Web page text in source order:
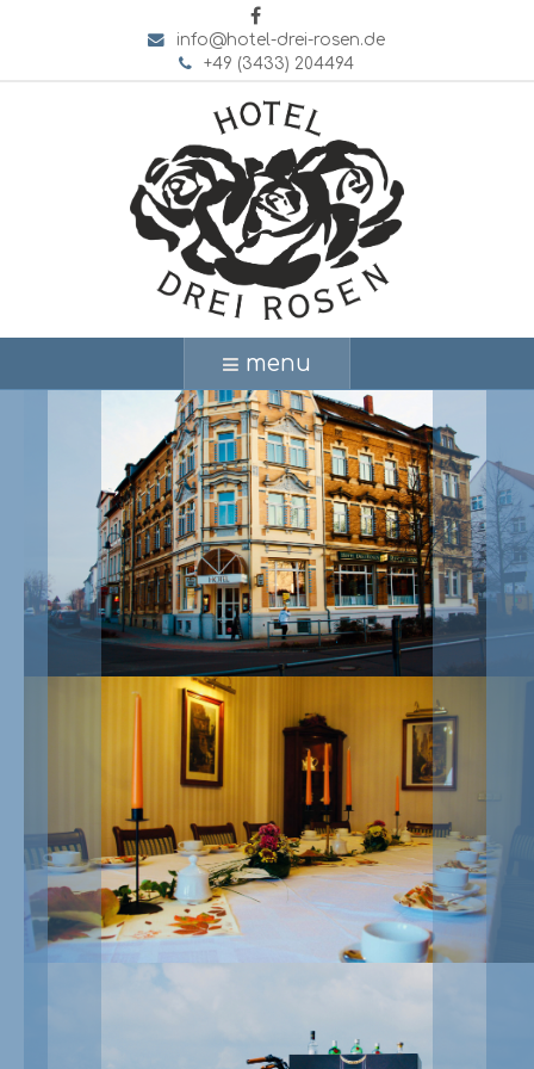
info@hotel-drei-rosen.de
+49 (3433) 204494
menu